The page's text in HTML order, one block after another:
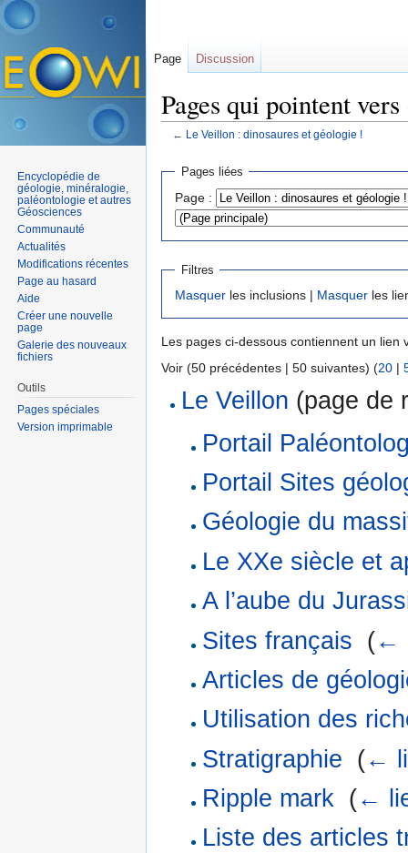
Pages qui pointent
← Le Veillon : dinosaures et géologie !
Pages liées
Page :
Filtres
Masquer les inclusions | Masquer les
Les pages ci-dessous contiennent un lien
Voir (50 précédentes | 50 suivantes) (20 |
Le Veillon (page de
Portail
Portail Sites
Géologie du
Le XXe siècle et
A l’aube du
Sites français (←
Articles de
Utilisation des
Stratigraphie (←
Ripple mark‎ (←
Liste des articles
Page Discussion
Encyclopédie de
géologie, minéralogie,
paléontologie et autres
Géosciences
Communauté
Actualités
Modifications récentes
Page au hasard
Aide
Créer une nouvelle
page
Galerie des nouveaux
fichiers
Outils
Pages spéciales
Version imprimable